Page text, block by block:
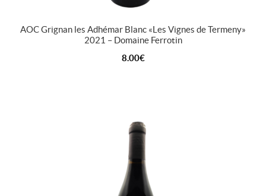
AOC Grignan les Adhémar Blanc « Les Vignes de Termeny »
2021 – Domaine Ferrotin
8.00€